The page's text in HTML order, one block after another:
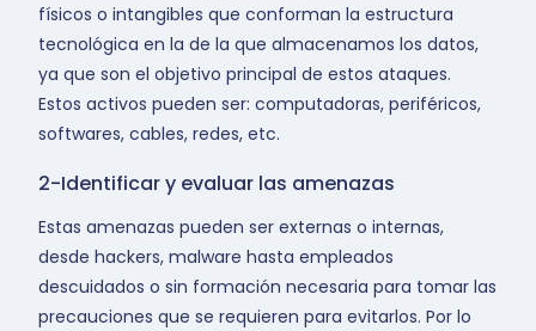
físicos o intangibles que conforman la estructura
tecnológica en la de la que almacenamos los datos,
ya que son el objetivo principal de estos ataques.
Estos activos pueden ser: computadoras, periféricos,
softwares, cables, redes, etc.
2-Identificar y evaluar las amenazas
Estas amenazas pueden ser externas o internas,
desde hackers, malware hasta empleados
descuidados o sin formación necesaria para tomar las
precauciones que se requieren para evitarlos. Por lo